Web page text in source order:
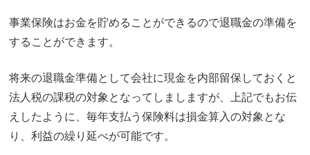
事業保険はお金を貯めることができるので退職金の準備を
することができます。
将来の退職金準備として会社に現金を内部留保しておくと
法人税の課税の対象となってしましますが、上記でもお伝
えしたように、毎年支払う保険料は損金算入の対象とな
り、利益の繰り延べが可能です。